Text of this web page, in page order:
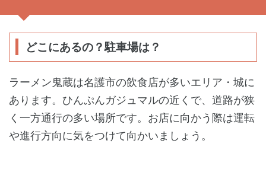
どこにあるの？駐車場は？
ラーメン鬼蔵は名護市の飲食店が多いエリア・城に
あります。ひんぷんガジュマルの近くで、道路が狭
く一方通行の多い場所です。お店に向かう際は運転
や進行方向に気をつけて向かいましょう。